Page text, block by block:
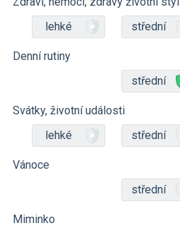
lehké
střední
Denní rutiny
střední
Svátky, životní události
lehké
střední
Vánoce
střední
Miminko